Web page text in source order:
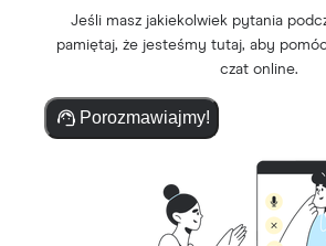
Jeśli masz jakiekolwiek pytania
pamiętaj, że jesteśmy tutaj, aby
czat online.
Porozmawiajmy!